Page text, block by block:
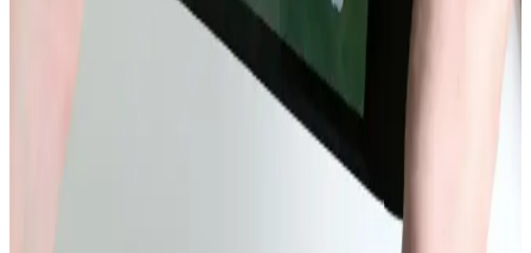
Dell XPS 14 2026 ve MacBook Air 15 M5 Batarya
Performansının Detaylı Karşılaştırması
Dell XPS 14 2026, büyük batarya kapasitesi ve VRR ekran
teknolojisi sayesinde MacBook Air 15 M5'e kıyasla web tarama
testinde üç kat daha uzun batarya ömrü sunuyor. İşletim sistemi ve
kullanım senaryoları ise performansı etkiliyor.
Nintendo Switch 2 Avrupa Modelinde Kullanıcı
Tarafından Değiştirilebilir Batarya Özelliği